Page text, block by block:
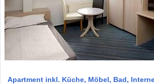
Apartment inkl. Küche, Möbel, Bad,